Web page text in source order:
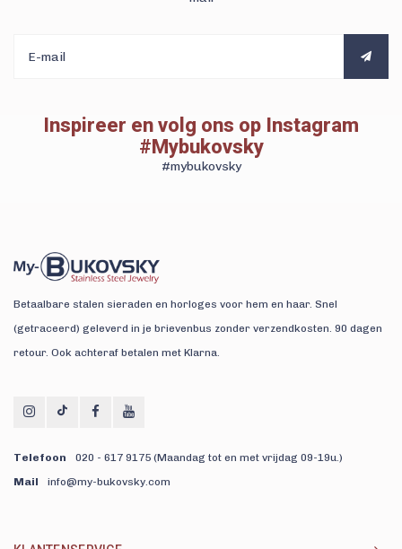
Inspireer en volg ons op Instagram
#Mybukovsky
#mybukovsky
Betaalbare stalen sieraden en horloges voor hem en haar. Snel
(getraceerd) geleverd in je brievenbus zonder verzendkosten. 90 dagen
retour. Ook achteraf betalen met Klarna.
Telefoon
020 - 617 9175 (Maandag tot en met vrijdag 09-19u.)
Mail
info@my-bukovsky.com